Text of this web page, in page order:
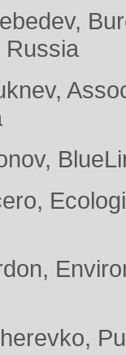
Russia
BlueLink